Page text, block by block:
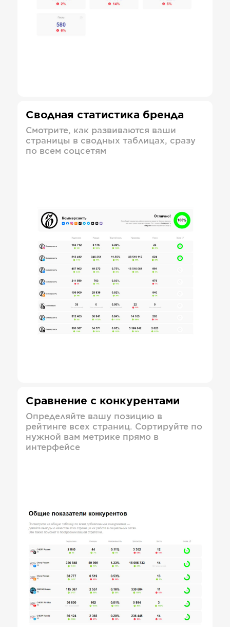
Сводная статистика бренда
Смотрите, как развиваются ваши
страницы в сводных таблицах, сразу
по всем соцсетям
Сравнение с конкурентами
Определяйте вашу позицию в
рейтинге всех страниц. Сортируйте по
нужной вам метрике прямо в
интерфейсе